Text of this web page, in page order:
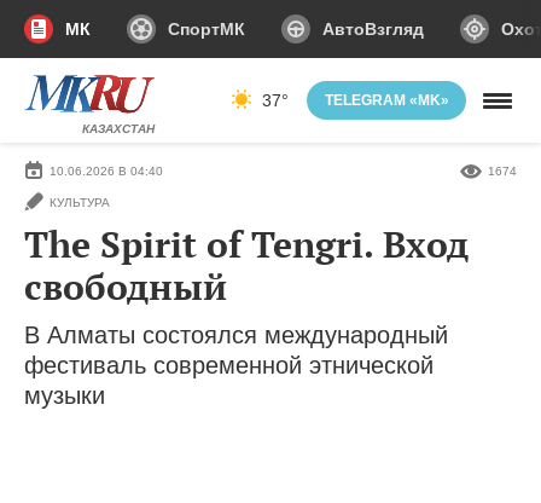
МК СпортМК АвтоВзгляд
КАЗАХСТАН
37° TELEGRAM «MK»
10.06.2026 В 04:40
КУЛЬТУРА
1674
The Spirit of Tengri. Вход
свободный
В Алматы состоялся международный
фестиваль современной этнической
музыки